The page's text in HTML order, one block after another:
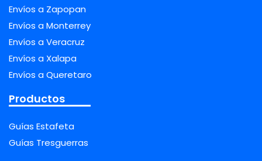
Envíos a Zapopan
Envíos a Monterrey
Envíos a Veracruz
Envíos a Xalapa
Envíos a Queretaro
Productos
Guías Estafeta
Guías Tresguerras